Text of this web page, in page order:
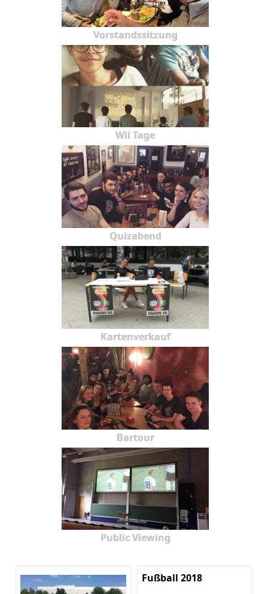
Vorstandssitzung
Wii Tage
Quizabend
Kartenverkauf
Bartour
Public Viewing
Fußball 2018